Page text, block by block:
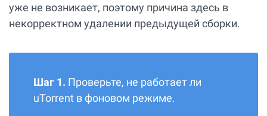
уже не возникает, поэтому причина здесь в
некорректном удалении предыдущей сборки.
Шаг 1. Проверьте, не работает ли
uTorrent в фоновом режиме.